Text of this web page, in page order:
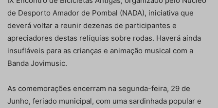
de Desporto Amador de Pombal (NADA), iniciativa que
deverá voltar a reunir dezenas de participantes e
apreciadores destas relíquias sobre rodas. Haverá ainda
insufláveis para as crianças e animação musical com a
Banda Jovimusic.
As comemorações encerram na segunda-feira, 29 de
Junho, feriado municipal, com uma sardinhada popular e